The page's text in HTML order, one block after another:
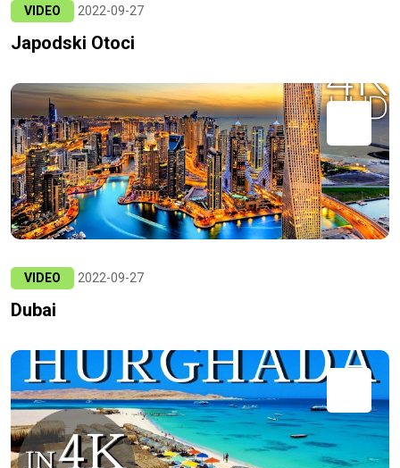
VIDEO 2022-09-27
Japodski Otoci
VIDEO 2022-09-27
Dubai